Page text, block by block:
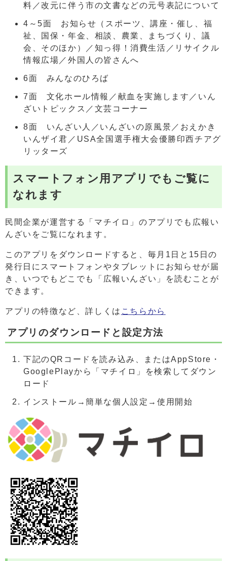
料／改元に伴う市の文書などの元号表記について
4～5面 お知らせ（スポーツ、講座・催し、福
祉、国保・年金、相談、農業、まちづくり、議
会、そのほか）／知っ得！消費生活／リサイクル
情報広場／外国人の皆さんへ
6面 みんなのひろば
7面 文化ホール情報／献血を実施します／いん
ざいトピックス／文芸コーナー
8面 いんざい人／いんざいの原風景／おえかき
いんザイ君／USA全国選手権大会優勝印西チアグ
リッターズ
スマートフォン用アプリでもご覧に
なれます
民間企業が運営する「マチイロ」のアプリでも広報い
んざいをご覧になれます。
このアプリをダウンロードすると、毎月1日と15日の
発行日にスマートフォンやタブレットにお知らせが届
き、いつでもどこでも「広報いんざい」を読むことが
できます。
アプリの特徴など、詳しくは こちらから
アプリのダウンロードと設定方法
下記のQRコードを読み込み、またはAppStore・
GooglePlayから「マチイロ」を検索してダウン
ロード
インストール→簡単な個人設定→使用開始